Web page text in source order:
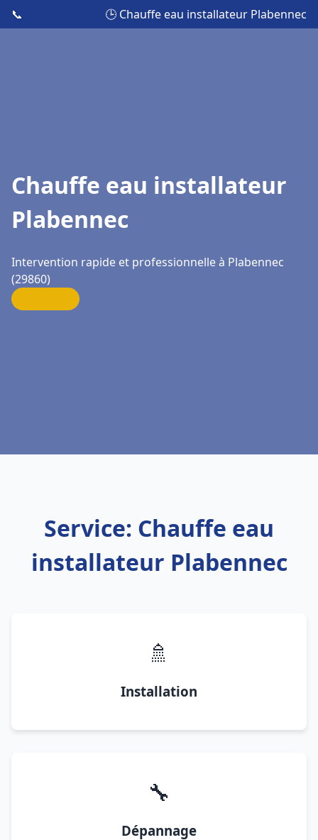
📞 🕒 Chauffe eau installateur Plabennec
Chauffe eau installateur
Plabennec
Intervention rapide et professionnelle à Plabennec
(29860)
Service: Chauffe eau
installateur Plabennec
🚿
Installation
🔧
Dépannage